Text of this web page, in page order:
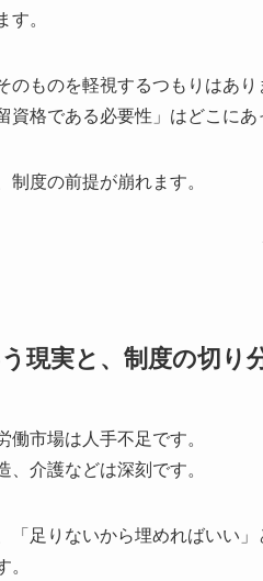
す。
のものを軽視するつもりはあり
資格である必要性」はどこにあ
制度の前提が崩れます。
現実と、制度の切り
働市場は人手不足です。
、介護などは深刻です。
「足りないから埋めればいい
。